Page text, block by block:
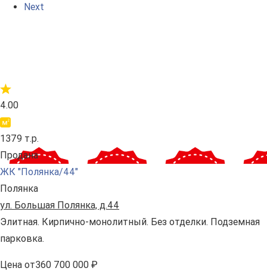
Next
4.00
1379 т.р.
Продана
ЖК "Полянка/44"
Полянка
ул. Большая Полянка, д.44
Элитная. Кирпично-монолитный. Без отделки. Подземная
парковка.
Цена от360 700 000 ₽